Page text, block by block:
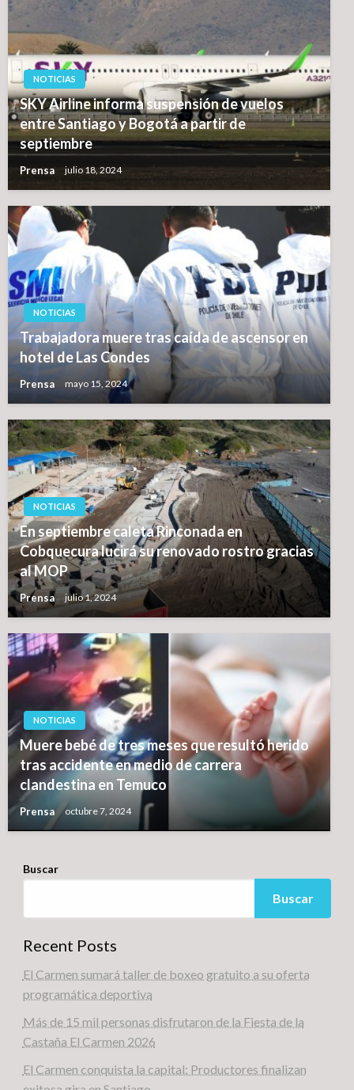
NOTICIAS
SKY Airline informa suspensión de vuelos
entre Santiago y Bogotá a partir de
septiembre
Prensa julio 18, 2024
NOTICIAS
Trabajadora muere tras caída de ascensor en
hotel de Las Condes
Prensa mayo 15, 2024
NOTICIAS
En septiembre caleta Rinconada en
Cobquecura lucirá su renovado rostro gracias
al MOP
Prensa julio 1, 2024
NOTICIAS
Muere bebé de tres meses que resultó herido
tras accidente en medio de carrera
clandestina en Temuco
Prensa octubre 7, 2024
Buscar
Buscar
Recent Posts
El Carmen sumará taller de boxeo gratuito a su oferta
programática deportiva
Más de 15 mil personas disfrutaron de la Fiesta de la
Castaña El Carmen 2026
El Carmen conquista la capital: Productores finalizan